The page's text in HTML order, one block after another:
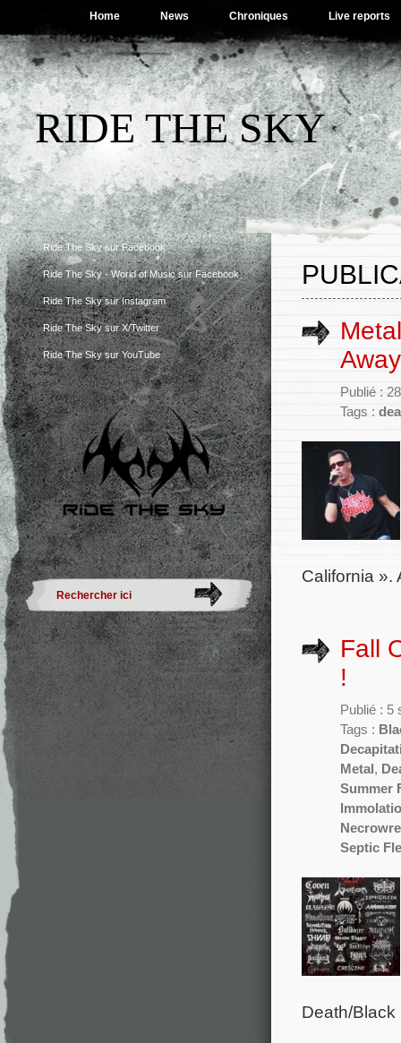
Home News Chroniques Live reports
RIDE THE SKY
Ride The Sky sur Facebook
Ride The Sky - World of Music sur Facebook
Ride The Sky sur Instagram
Ride The Sky sur X/Twitter
Ride The Sky sur YouTube
Publié :
Tags :
California
Fall
!
Publié : 5
Tags :
Metal,
Summer
Septic
Death/